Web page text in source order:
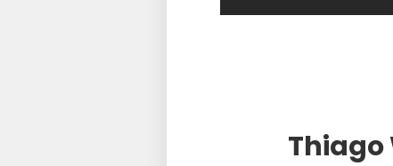
Thiago